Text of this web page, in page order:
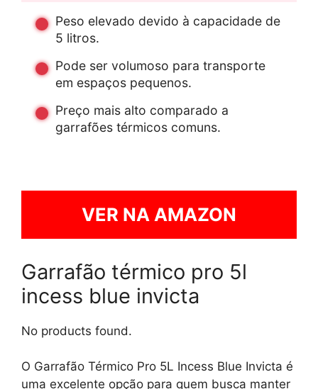
Peso elevado devido à capacidade de
5 litros.
Pode ser volumoso para transporte
em espaços pequenos.
Preço mais alto comparado a
garrafões térmicos comuns.
VER NA AMAZON
Garrafão térmico pro 5l
incess blue invicta
No products found.
O Garrafão Térmico Pro 5L Incess Blue Invicta é
uma excelente opção para quem busca manter